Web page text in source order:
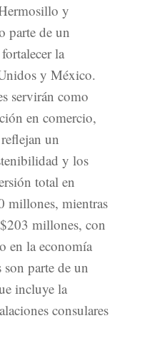
y
parte de un
la
y México.
servirán como
en comercio,
un
y los
total en
millones, mientras
millones, con
en la economía
parte de un
incluye la
consulares